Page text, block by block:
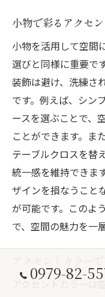
小物で彩るアクセ
小物を活用して空間
選びと同様に重要で
装飾は避け、洗練さ
です。例えば、シン
ースを選ぶことで、
ことができます。ま
テーブルクロスを替
統一感を維持できま
ザインを損なうこと
が可能です。このよ
で、空間の魅力を一
アクセントカラー
アクセントカラーは
0979-82-